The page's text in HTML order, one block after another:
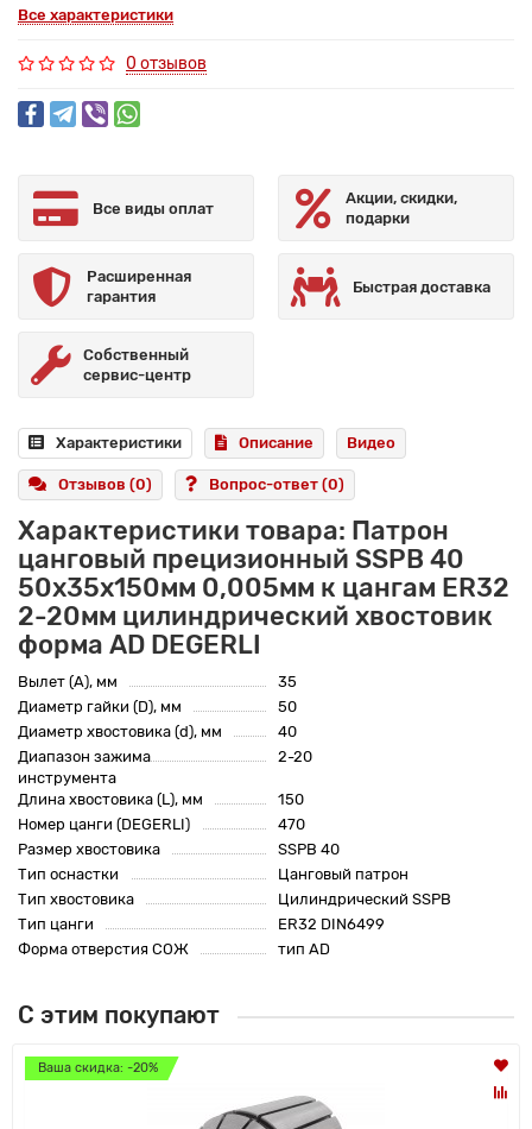
Все характеристики
0 отзывов
Все виды оплат
Акции, скидки,
подарки
Расширенная
гарантия
Быстрая доставка
Собственный
сервис-центр
Характеристики Описание Видео
Отзывов (0) Вопрос-ответ (0)
Характеристики товара: Патрон
цанговый прецизионный SSPB 40
50x35x150мм 0,005мм к цангам ER32
2-20мм цилиндрический хвостовик
форма AD DEGERLI
Вылет (A), мм
35
Диаметр гайки (D), мм
50
Диаметр хвостовика (d), мм
40
Диапазон зажима
инструмента
2-20
Длина хвостовика (L), мм
150
Номер цанги (DEGERLI)
470
Размер хвостовика
SSPB 40
Тип оснастки
Цанговый патрон
Тип хвостовика
Цилиндрический SSPB
Тип цанги
ER32 DIN6499
Форма отверстия СОЖ
тип AD
С этим покупают
Ваша скидка: -20%